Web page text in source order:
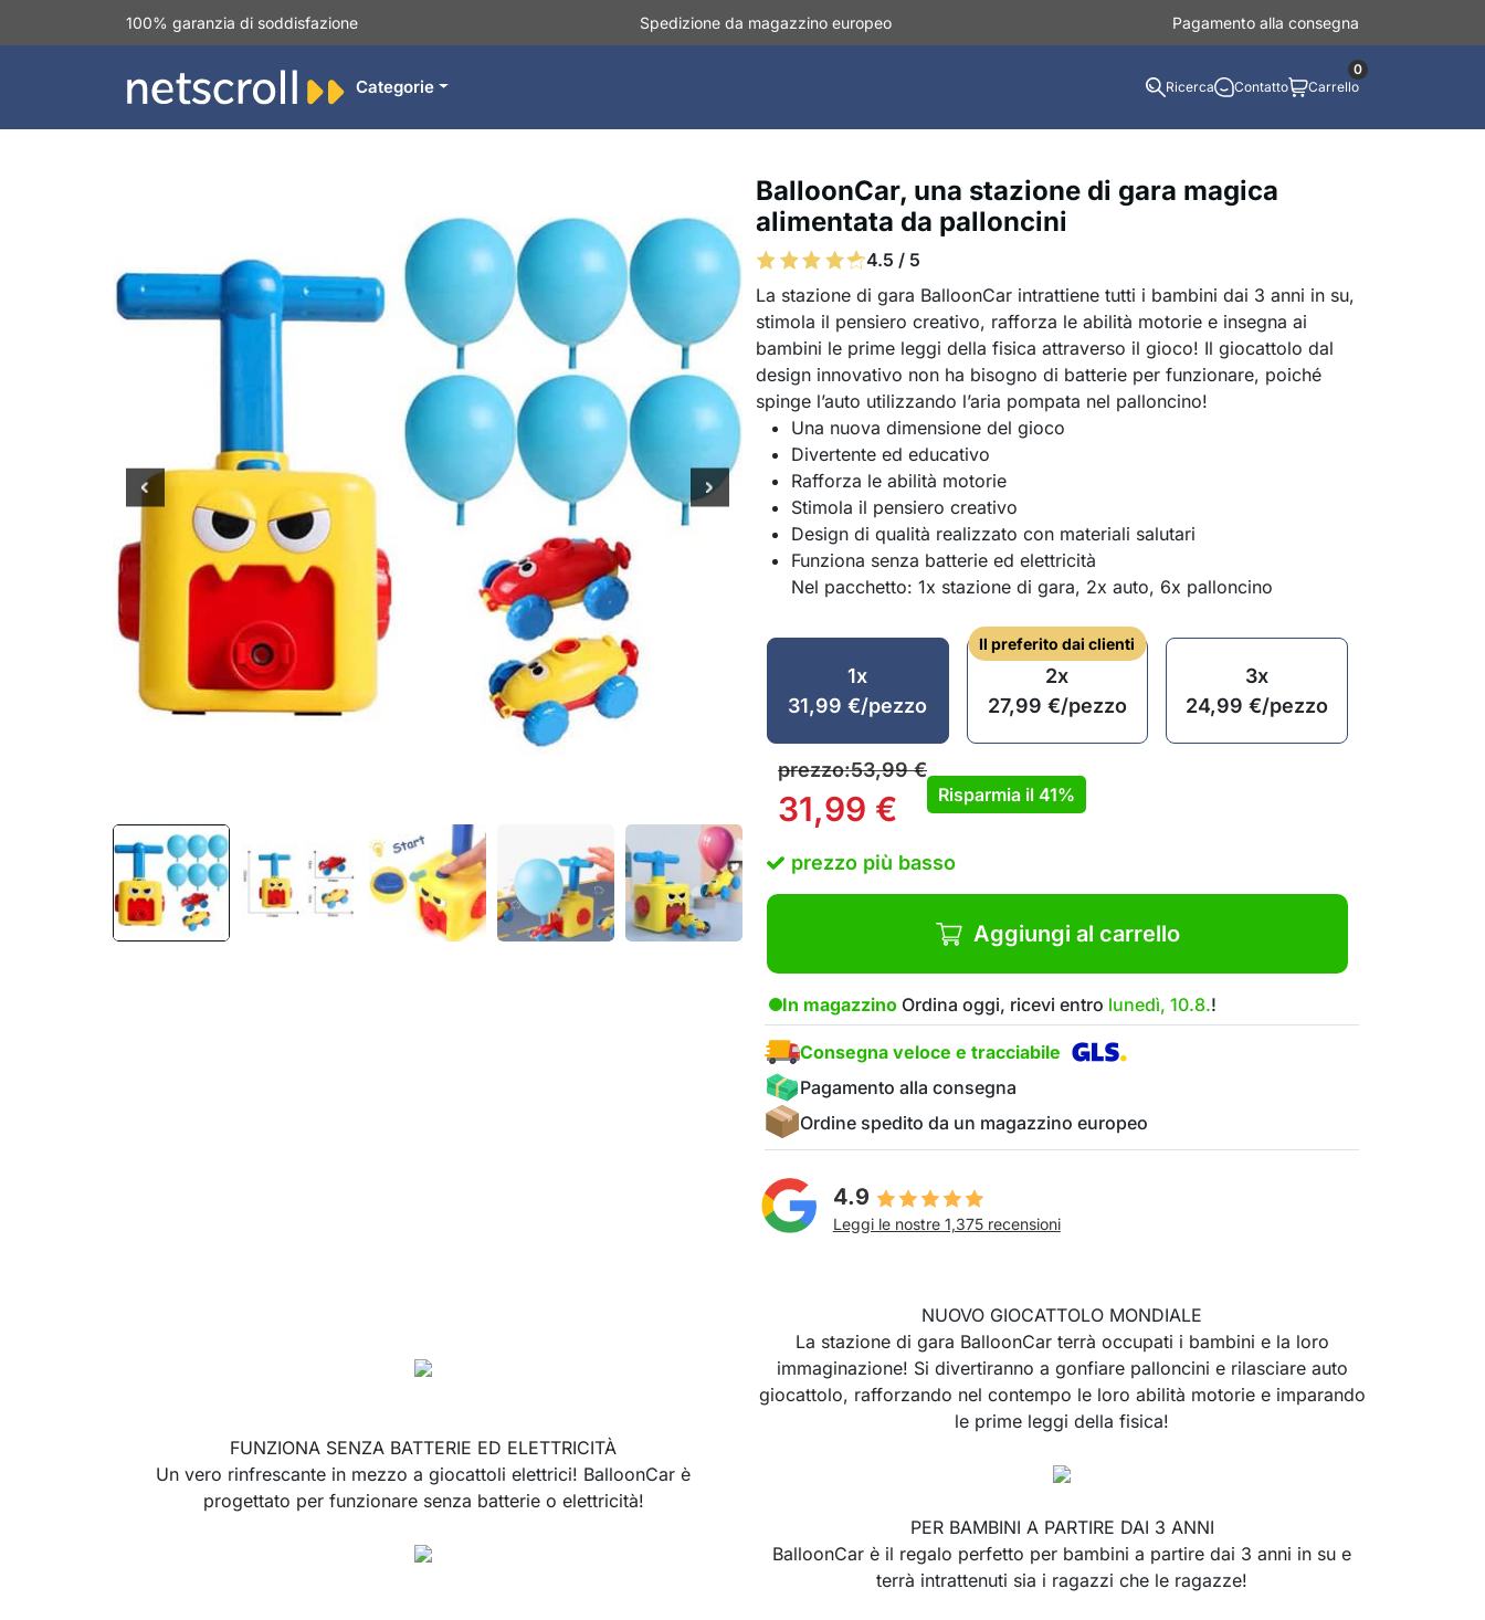
100% garanzia di soddisfazione Spedizione da magazzino europeo Pagamento alla consegna
Categorie Ricerca Contatto Carrello
0
BalloonCar, una stazione di gara magica
alimentata da palloncini
4.5 / 5
La stazione di gara BalloonCar intrattiene tutti i bambini dai 3 anni in su,
stimola il pensiero creativo, rafforza le abilità motorie e insegna ai
bambini le prime leggi della fisica attraverso il gioco! Il giocattolo dal
design innovativo non ha bisogno di batterie per funzionare, poiché
spinge l’auto utilizzando l’aria pompata nel palloncino!
Una nuova dimensione del gioco
Divertente ed educativo
Rafforza le abilità motorie
Stimola il pensiero creativo
Design di qualità realizzato con materiali salutari
Funziona senza batterie ed elettricità
Nel pacchetto: 1x stazione di gara, 2x auto, 6x palloncino
1x
31,99€/pezzo
Il preferito dai clienti
2x
27,99 €/pezzo
3x
24,99€/pezzo
prezzo:53,99€
31,99 € Risparmia il 41%
prezzo più basso
Aggiungi al carrello
In magazzino Ordina oggi, ricevi entro lunedì, 10.8.!
Consegna veloce e tracciabile
Pagamento alla consegna
Ordine spedito da un magazzino europeo
4.9
Leggi le nostre 1,375 recensioni
NUOVO GIOCATTOLO MONDIALE
La stazione di gara BalloonCar terrà occupati i bambini e la loro
immaginazione! Si divertiranno a gonfiare palloncini e rilasciare auto
giocattolo, rafforzando nel contempo le loro abilità motorie e imparando
le prime leggi della fisica!
FUNZIONA SENZA BATTERIE ED ELETTRICITÀ
Un vero rinfrescante in mezzo a giocattoli elettrici! BalloonCar è
progettato per funzionare senza batterie o elettricità!
PER BAMBINI A PARTIRE DAI 3 ANNI
BalloonCar è il regalo perfetto per bambini a partire dai 3 anni in su e
terrà intrattenuti sia i ragazzi che le ragazze!